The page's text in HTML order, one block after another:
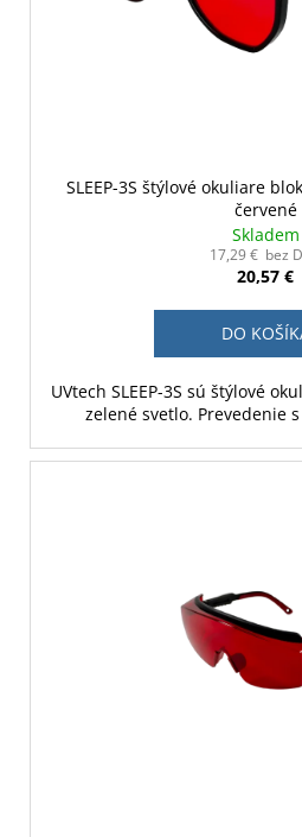
SLEEP-3S štýlové okuliare
červené
Skladem
17,29 € bez
20,57 €
DO
UVtech SLEEP-3S sú štýlové
zelené svetlo. Prevedenie